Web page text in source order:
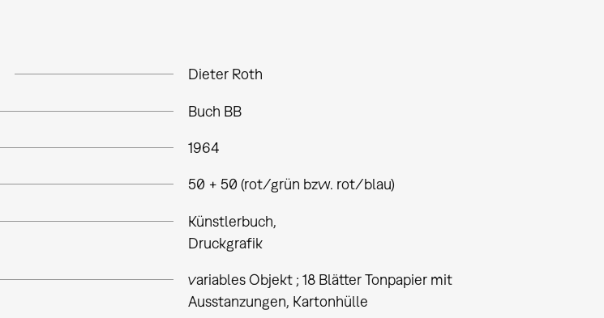
Dieter Roth
Buch BB
1964
50 + 50 (rot/grün bzw. rot/blau)
Künstlerbuch
Druckgrafik
variables Objekt ; 18 Blätter Tonpapier mit
Ausstanzungen, Kartonhülle